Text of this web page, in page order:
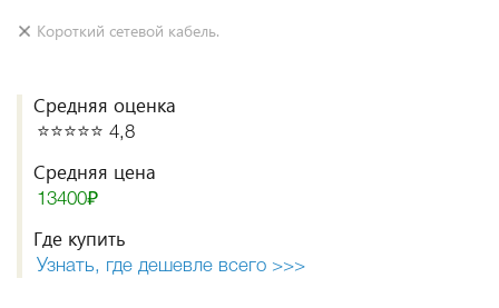
Короткий сетевой кабель.
Средняя оценка
⭐️⭐️⭐️⭐️⭐️ 4,8
Средняя цена
13400₽
Где купить
Узнать, где дешевле всего >>>